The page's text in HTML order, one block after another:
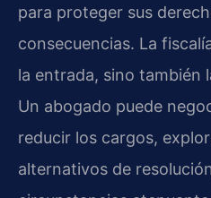
para proteger sus
consecuencias. La
la entrada, sino también
Un abogado puede
reducir los cargos,
alternativos de